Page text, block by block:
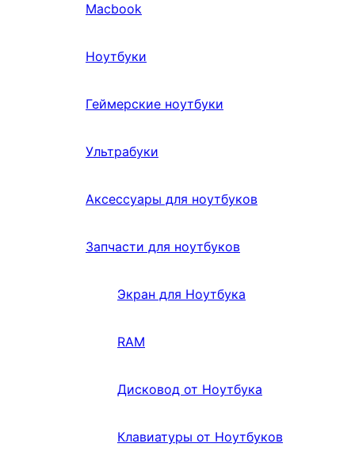
Macbook
Ноутбуки
Геймерские ноутбуки
Ультрабуки
Аксессуары для ноутбуков
Запчасти для ноутбуков
Экран для Ноутбука
RAM
Дисковод от Ноутбука
Клавиатуры от Ноутбуков